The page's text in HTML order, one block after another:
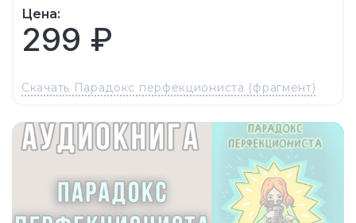
Цена:
299 ₽
Скачать Парадокс перфекциониста (фрагмент)